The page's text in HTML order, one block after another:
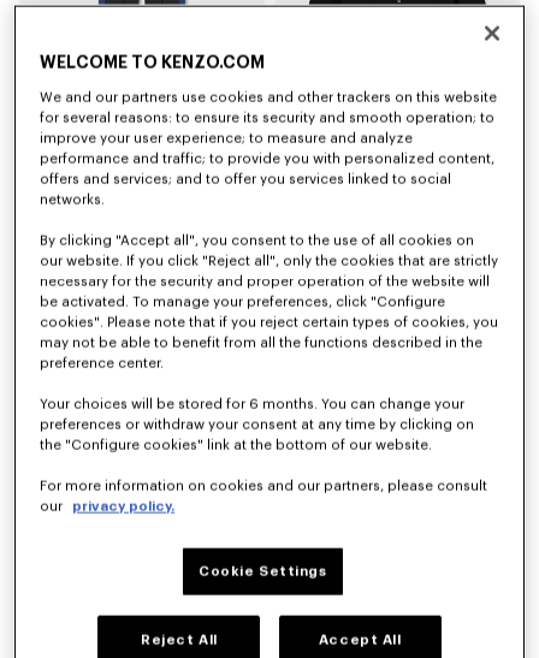
Pantalón de chándal bordado 'Boke Flower 2.0'
$ 545.00
$ 965.00
WELCOME TO KENZO.COM
We and our partners use cookies and other trackers on this website
for several reasons: to ensure its security and smooth operation; to
improve your user experience; to measure and analyze
performance and traffic; to provide you with personalized content,
offers and services; and to offer you services linked to social
networks.
By clicking "Accept all", you consent to the use of all cookies on
our website. If you click "Reject all", only the cookies that are strictly
necessary for the security and proper operation of the website will
be activated. To manage your preferences, click "Configure
cookies". Please note that if you reject certain types of cookies, you
may not be able to benefit from all the functions described in the
preference center.
Your choices will be stored for 6 months. You can change your
preferences or withdraw your consent at any time by clicking on
the "Configure cookies" link at the bottom of our website.
For more information on cookies and our partners, please consult
our
privacy policy.
Cookie Settings
Reject All Accept All